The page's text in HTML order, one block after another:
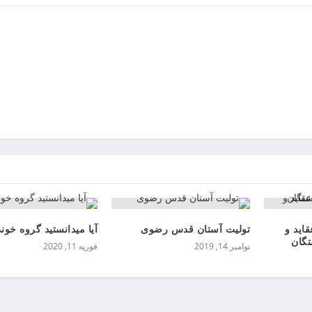
و
تولیت آستان قدس رضوی ️
نوامبر 14, 2019
آیا میدانستید گروه
فوریه 11, 2020